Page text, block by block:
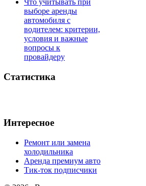
Что учитывать при
выборе аренды
автомобиля с
водителем: критерии,
условия и важные
вопросы к
провайдеру
Статистика
Интересное
Ремонт или замена
холодильника
Аренда премиум авто
Тик-ток подписчики